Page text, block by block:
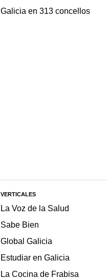
Galicia en 313 concellos
VERTICALES
La Voz de la Salud
Sabe Bien
Global Galicia
Estudiar en Galicia
La Cocina de Frabisa